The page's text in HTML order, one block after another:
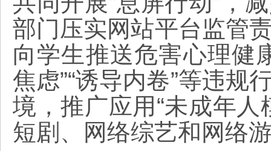
部门压实网站平台监管
向学生推送危害心理健
焦虑”“诱导内卷”等违规
境，推广应用“未成年
短剧、网络综艺和网络